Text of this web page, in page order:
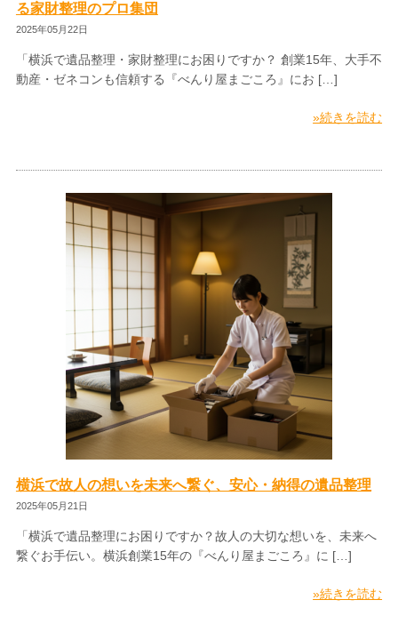
る家財整理のプロ集団
2025年05月22日
「横浜で遺品整理・家財整理にお困りですか？ 創業15年、大手不
動産・ゼネコンも信頼する『べんり屋まごころ』にお […]
»続きを読む
横浜で故人の想いを未来へ繋ぐ、安心・納得の遺品整理
2025年05月21日
「横浜で遺品整理にお困りですか？故人の大切な想いを、未来へ
繋ぐお手伝い。横浜創業15年の『べんり屋まごころ』に […]
»続きを読む